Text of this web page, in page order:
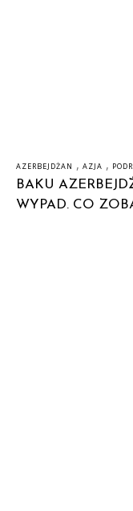
AZERBEJDŻAN , AZJA ,
BAKU
WYPAD. CO